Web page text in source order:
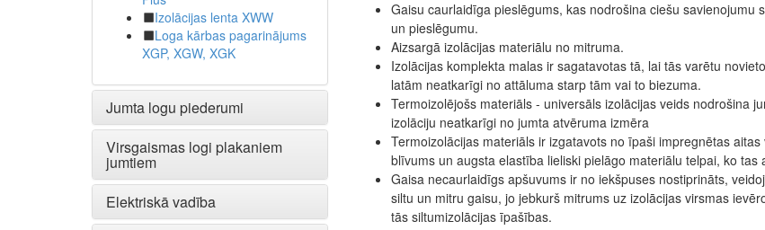
Izolācijas lenta XWW
Loga kārbas pagarinājums
XGP, XGW, XGK
Jumta logu piederumi
Virsgaismas logi plakaniem
jumtiem
Elektriskā vadība
Gaisu caurlaidīga pieslēgums, kas nodrošina ciešu savienojumu
un pieslēgumu.
Aizsargā izolācijas materiālu no mitruma.
Izolācijas komplekta malas ir sagatavotas tā, lai tās varētu
latām neatkarīgi no attāluma starp tām vai to biezuma.
Termoizolējošs materiāls - universāls izolācijas veids nodrošina
izolāciju neatkarīgi no jumta atvēruma izmēra
Termoizolācijas materiāls ir izgatavots no īpaši impregnētas aitas
blīvums un augsta elastība lieliski pielāgo materiālu telpai, ko tas
Gaisa necaurlaidīgs apšuvums ir no iekšpuses nostiprināts,
siltu un mitru gaisu, jo jebkurš mitrums uz izolācijas virsmas
tās siltumizolācijas īpašības.